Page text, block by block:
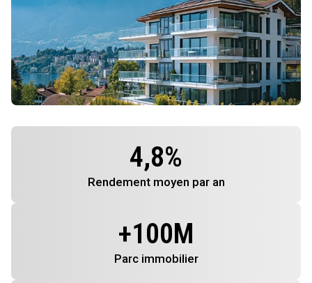
4,8%
Rendement moyen par an
+100M
Parc immobilier